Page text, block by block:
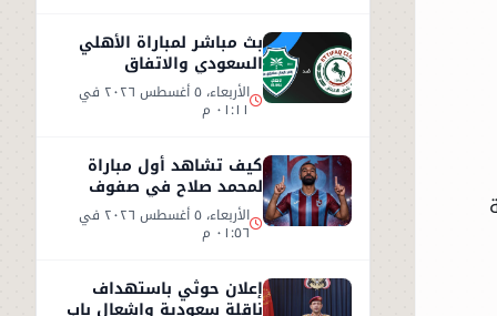
بث مباشر لمباراة الأهلي
السعودي والاتفاق
الأربعاء، ٥ أغسطس ٢٠٢٦ في
٠١:١١ م
كيف تشاهد أول مباراة
لمحمد صلاح في صفوف
طرابزون سبور التركي الأربعاء، ٥ أغسطس ٢٠٢٦ في
٠١:٥٦ م
إعلان حوثي باستهداف
ناقلة سعودية وإشعال باب